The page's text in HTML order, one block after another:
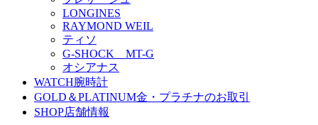
LONGINES
RAYMOND WEIL
ティソ
G-SHOCK MT-G
オシアナス
WATCH腕時計
GOLD＆PLATINUM金・プラチナのお取引
SHOP店舗情報